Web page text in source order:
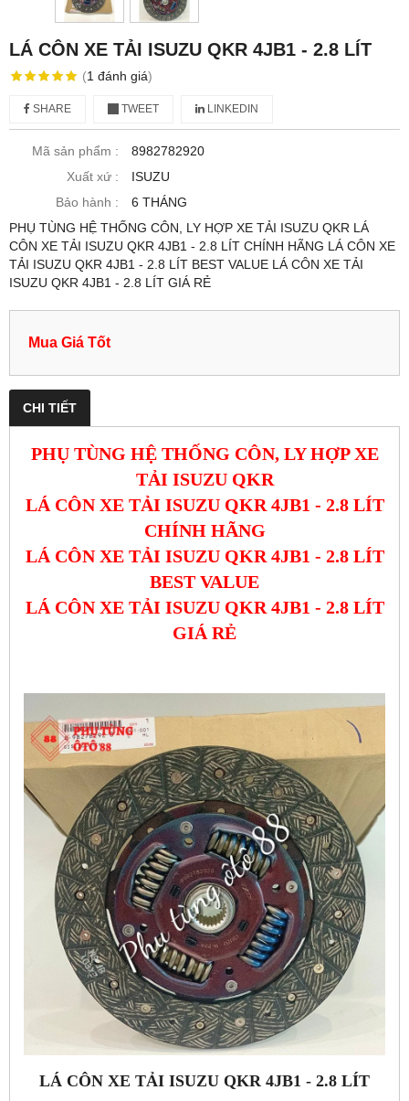
LÁ CÔN XE TẢI ISUZU QKR 4JB1 - 2.8 LÍT
(1 đánh giá)
SHARE TWEET LINKEDIN
Mã sản phẩm :
8982782920
Xuất xứ :
ISUZU
Bảo hành :
6 THÁNG
PHỤ TÙNG HỆ THỐNG CÔN, LY HỢP XE TẢI ISUZU QKR LÁ
CÔN XE TẢI ISUZU QKR 4JB1 - 2.8 LÍT CHÍNH HÃNG LÁ CÔN XE
TẢI ISUZU QKR 4JB1 - 2.8 LÍT BEST VALUE LÁ CÔN XE TẢI
ISUZU QKR 4JB1 - 2.8 LÍT GIÁ RẺ
Mua Giá Tốt
CHI TIẾT
PHỤ TÙNG HỆ THỐNG CÔN, LY HỢP XE
TẢI ISUZU QKR
LÁ CÔN XE TẢI ISUZU QKR 4JB1 - 2.8 LÍT
CHÍNH HÃNG
LÁ CÔN XE TẢI ISUZU QKR 4JB1 - 2.8 LÍT
BEST VALUE
LÁ CÔN XE TẢI ISUZU QKR 4JB1 - 2.8 LÍT
GIÁ RẺ
LÁ CÔN XE TẢI ISUZU QKR 4JB1 - 2.8 LÍT